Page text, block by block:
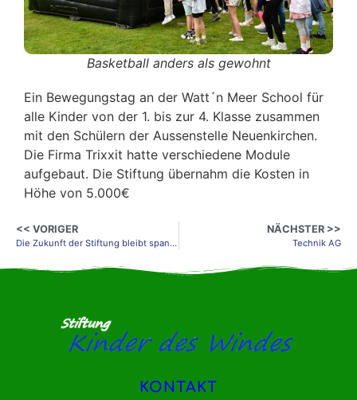
Basketball anders als gewohnt
Ein Bewegungstag an der Watt´n Meer School für
alle Kinder von der 1. bis zur 4. Klasse zusammen
mit den Schülern der Aussenstelle Neuenkirchen.
Die Firma Trixxit hatte verschiedene Module
aufgebaut. Die Stiftung übernahm die Kosten in
Höhe von 5.000€
<< VORIGER
Die Zukunft der Stiftung bleibt spannend!
NÄCHSTER >>
Technik AG
KONTAKT